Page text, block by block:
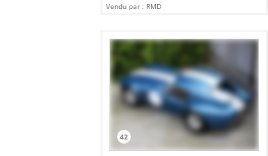
Vendu par : RMD
42